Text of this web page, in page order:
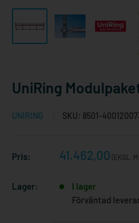
UniRing
UNIRING SKU: 8501-
Pris: Reapris
41.462,00 (EKSL.
Lager:
I lager
Förväntad